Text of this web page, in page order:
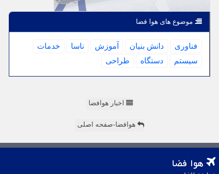
موضوع های هوا فضا
فناوری دانش بنیان آموزش ناسا
خدمات
سیستم
دستگاه طراحی
اخبار هوافضا
هوافضا-صفحه اصلی
هوا فضا